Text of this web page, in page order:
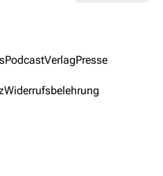
PodcastVerlagPresse
Widerrufsbelehrung